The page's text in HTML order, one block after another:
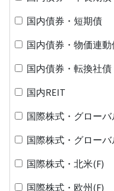
国内債券・短期債
国内債券・物価連動
国内債券・転換社債
国内REIT
国際株式・グロー
国際株式・グロー
国際株式・北米(F)
国際株式・欧州(F)